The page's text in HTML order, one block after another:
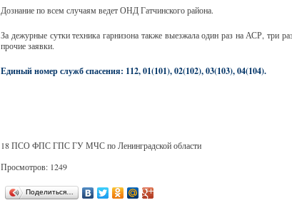
Дознание по всем случаям ведет ОНД Гатчинского района.
За дежурные сутки техника гарнизона также выезжала один раз на АСР, три
прочие заявки.
Единый номер служб спасения: 112, 01(101), 02(102), 03(103), 04(104).
18 ПСО ФПС ГПС ГУ МЧС по Ленинградской области
Просмотров: 1249
Поделиться…